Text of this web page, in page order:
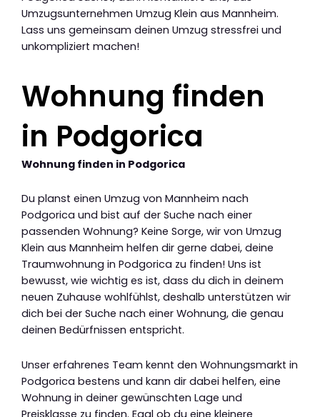
Umzugsunternehmen Umzug Klein aus Mannheim.
Lass uns gemeinsam deinen Umzug stressfrei und
unkompliziert machen!
Wohnung finden
in Podgorica
Wohnung finden in Podgorica
Du planst einen Umzug von Mannheim nach
Podgorica und bist auf der Suche nach einer
passenden Wohnung? Keine Sorge, wir von Umzug
Klein aus Mannheim helfen dir gerne dabei, deine
Traumwohnung in Podgorica zu finden! Uns ist
bewusst, wie wichtig es ist, dass du dich in deinem
neuen Zuhause wohlfühlst, deshalb unterstützen wir
dich bei der Suche nach einer Wohnung, die genau
deinen Bedürfnissen entspricht.
Unser erfahrenes Team kennt den Wohnungsmarkt in
Podgorica bestens und kann dir dabei helfen, eine
Wohnung in deiner gewünschten Lage und
Preisklasse zu finden. Egal ob du eine kleinere